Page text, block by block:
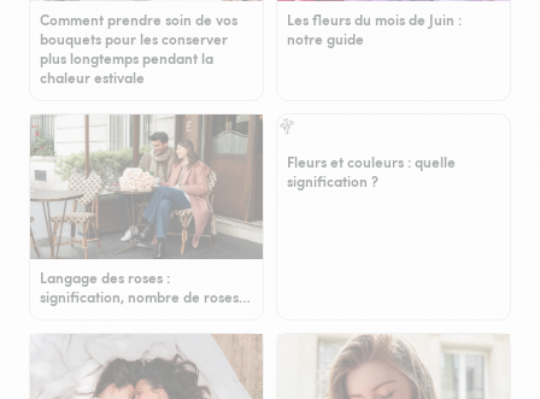
Comment prendre soin de vos
bouquets pour les conserver
plus longtemps pendant la
chaleur estivale
Les fleurs du mois de Juin :
notre guide
Langage des roses :
signification, nombre de roses…
Fleurs et couleurs : quelle
signification ?